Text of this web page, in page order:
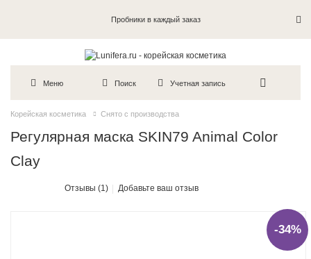
Пробники в каждый заказ
Меню Поиск Учетная запись
Корейская косметика Снято с производства
Регулярная маска SKIN79 Animal Color
Clay
Отзывы (1) Добавьте ваш отзыв
-34%